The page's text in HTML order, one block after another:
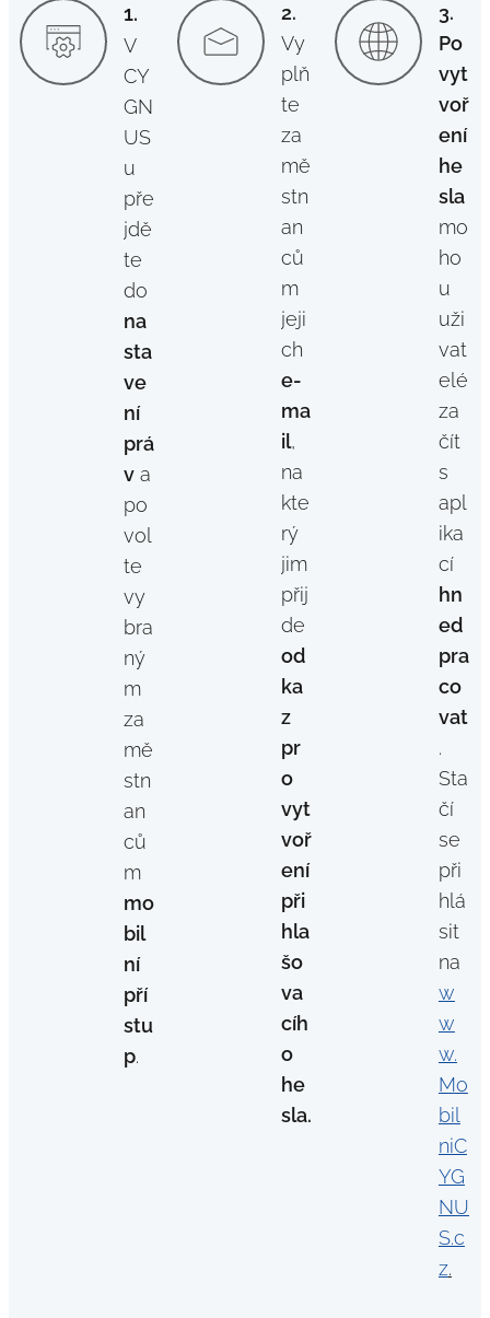
1.
V
CY
GN
US
u
pře
jdě
te
do
na
sta
ve
ní
prá
v a
po
vol
te
vy
bra
ný
m
za
mě
stn
an
ců
m
mo
bil
ní
pří
stu
p.
2.
Vy
plň
te
za
mě
stn
an
ců
m
jeji
ch
e-
ma
il,
na
kte
rý
jim
přij
de
od
ka
z
pr
o
vyt
voř
ení
při
hla
šo
va
cíh
o
he
sla.
3.
Po
vyt
voř
ení
he
sla
mo
ho
u
uži
vat
elé
za
čít
s
apl
ika
cí
hn
ed
pra
co
vat
.
Sta
čí
se
při
hlá
sit
na
w
w
w.
Mo
bil
niC
YG
NU
S.c
z.